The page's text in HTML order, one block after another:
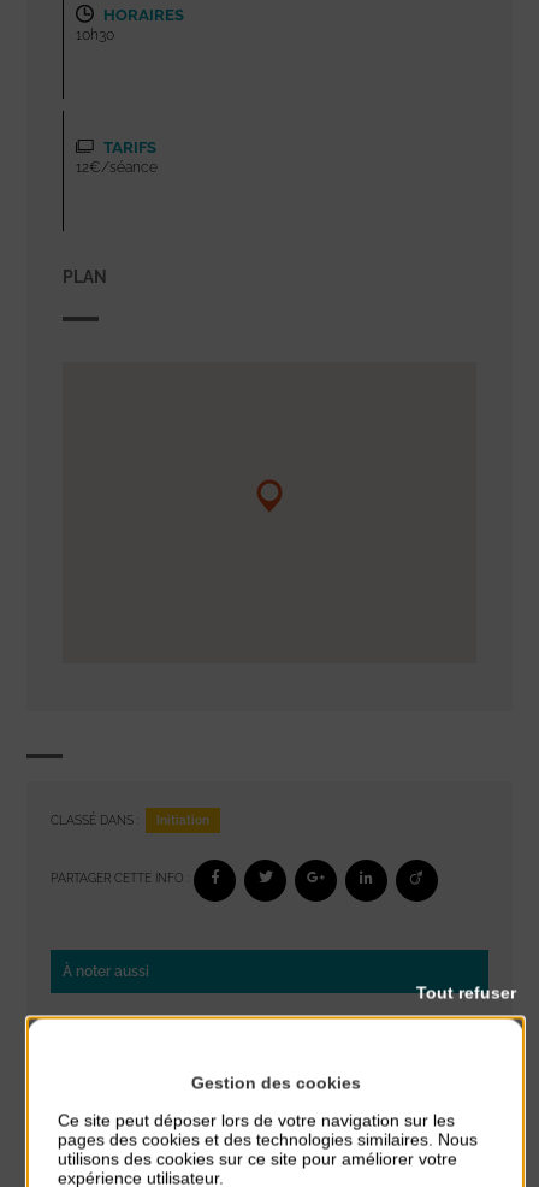
HORAIRES
10h30
TARIFS
12€/séance
PLAN
CLASSÉ DANS : Initiation
PARTAGER CETTE INFO :
À noter aussi
Réveil musculaire
Stretching
du 3 Août au 7 Août
Plage du passous
Gestion des cookies
Ce site peut déposer lors de votre navigation sur les
pages des cookies et des technologies similaires. Nous
utilisons des cookies sur ce site pour améliorer votre
expérience utilisateur.
Tout refuser